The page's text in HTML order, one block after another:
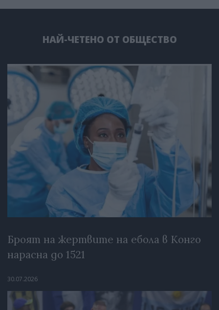
НАЙ-ЧЕТЕНО ОТ ОБЩЕСТВО
Броят на жертвите на ебола в Конго
нарасна до 1521
30.07.2026